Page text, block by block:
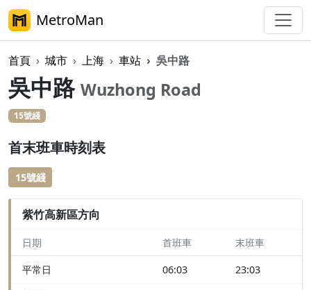
MetroMan
首頁 城市 上海 車站 吳中路
吳中路 Wuzhong Road
15號綫
首末班車時刻表
15號綫
紫竹高新區方向
日期 首班車 末班車
平常日 06:03 23:03